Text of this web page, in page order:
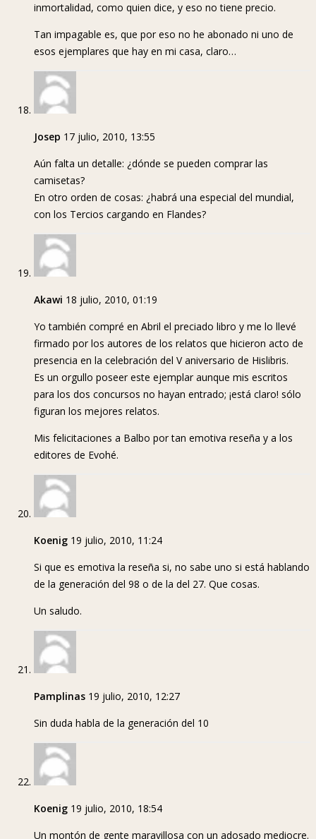
inmortalidad, como quien dice, y eso no tiene precio.
Tan impagable es, que por eso no he abonado ni uno de
esos ejemplares que hay en mi casa, claro…
Josep 17 julio, 2010, 13:55
Aún falta un detalle: ¿dónde se pueden comprar las
camisetas?
En otro orden de cosas: ¿habrá una especial del mundial,
con los Tercios cargando en Flandes?
Akawi 18 julio, 2010, 01:19
Yo también compré en Abril el preciado libro y me lo llevé
firmado por los autores de los relatos que hicieron acto de
presencia en la celebración del V aniversario de Hislibris.
Es un orgullo poseer este ejemplar aunque mis escritos
para los dos concursos no hayan entrado; ¡está claro! sólo
figuran los mejores relatos.
Mis felicitaciones a Balbo por tan emotiva reseña y a los
editores de Evohé.
Koenig 19 julio, 2010, 11:24
Si que es emotiva la reseña si, no sabe uno si está hablando
de la generación del 98 o de la del 27. Que cosas.
Un saludo.
Pamplinas 19 julio, 2010, 12:27
Sin duda habla de la generación del 10
Koenig 19 julio, 2010, 18:54
Un montón de gente maravillosa con un adosado mediocre.